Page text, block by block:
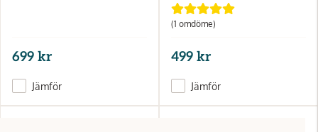
699 kr
Jämför
(1 omdöme)
499 kr
Jämför